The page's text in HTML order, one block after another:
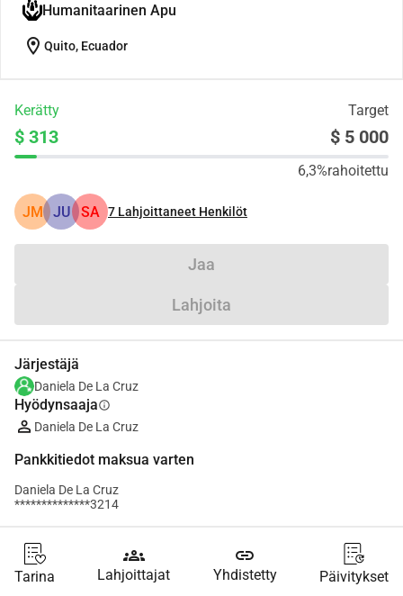
Humanitaarinen Apu
location_on Quito, Ecuador
Kerätty Target
$ 313 $ 5 000
6,3%rahoitettu
JM JU SA 7 Lahjoittaneet Henkilöt
Jaa
Lahjoita
Järjestäjä
Daniela De La Cruz
Hyödynsaajainfo
Daniela De La Cruz
Pankkitiedot maksua varten
Daniela De La Cruz
**************3214
Tarina
groups
Lahjoittajat
link
Yhdistetty Päivitykset